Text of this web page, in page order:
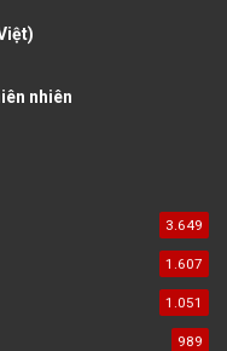
nhiên
3.649
1.607
1.051
989